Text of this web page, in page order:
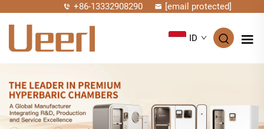
+86-13332908290 [email protected]
ID